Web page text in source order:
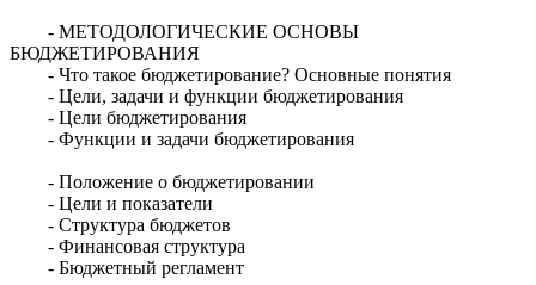
- МЕТОДОЛОГИЧЕСКИЕ ОСНОВЫ
БЮДЖЕТИРОВАНИЯ
- Что такое бюджетирование? Основные понятия
- Цели, задачи и функции бюджетирования
- Цели бюджетирования
- Функции и задачи бюджетирования
- Положение о бюджетировании
- Цели и показатели
- Структура бюджетов
- Финансовая структура
- Бюджетный регламент